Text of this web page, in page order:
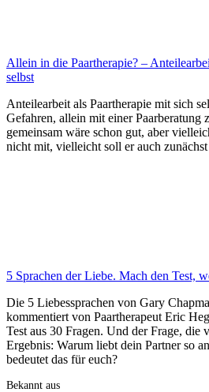
Allein in die Paartherapie? –
selbst
Anteilearbeit als Paartherapie mit sich
Gefahren, allein mit einer Paarberatung
gemeinsam wäre schon gut, aber
nicht mit, vielleicht soll er auch
5 Sprachen der Liebe. Mach den Test,
Die 5 Liebessprachen von Gary
kommentiert von Paartherapeut Eric
Test aus 30 Fragen. Und der Frage, die
Ergebnis: Warum liebt dein Partner so
bedeutet das für euch?
Bekannt aus